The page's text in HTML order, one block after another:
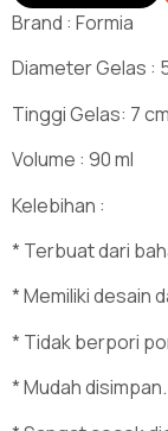
Brand : Formia
Diameter Gelas :
Tinggi Gelas: 7 cm
Volume : 90 ml
Kelebihan :
* Terbuat dari
* Memiliki desain
* Tidak berpori
* Mudah disimpan.